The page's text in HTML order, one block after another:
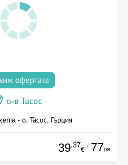
виж офертата
о-в Тасос
- о. Тасос, Гърция
39.37
€ / 77лв.